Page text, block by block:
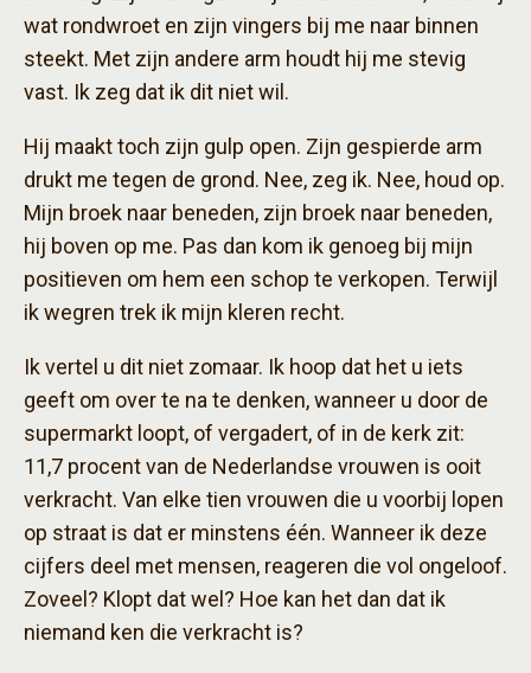
wat rondwroet en zijn vingers bij me naar binnen
steekt. Met zijn andere arm houdt hij me stevig
vast. Ik zeg dat ik dit niet wil.
Hij maakt toch zijn gulp open. Zijn gespierde arm
drukt me tegen de grond. Nee, zeg ik. Nee, houd op.
Mijn broek naar beneden, zijn broek naar beneden,
hij boven op me. Pas dan kom ik genoeg bij mijn
positieven om hem een schop te verkopen. Terwijl
ik wegren trek ik mijn kleren recht.
Ik vertel u dit niet zomaar. Ik hoop dat het u iets
geeft om over te na te denken, wanneer u door de
supermarkt loopt, of vergadert, of in de kerk zit:
11,7 procent van de Nederlandse vrouwen is ooit
verkracht. Van elke tien vrouwen die u voorbij lopen
op straat is dat er minstens één. Wanneer ik deze
cijfers deel met mensen, reageren die vol ongeloof.
Zoveel? Klopt dat wel? Hoe kan het dan dat ik
niemand ken die verkracht is?